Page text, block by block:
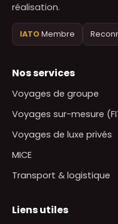
réalisation.
IATOMembre
Nos services
Voyages de groupe
Voyages sur-mesure
Voyages de luxe privés
MICE
Transport & logistique
Liens utiles